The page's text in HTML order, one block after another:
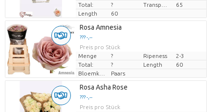
Total:
?
65
Length
60
Rosa Amnesia
??? -,--
Preis pro Stück
Menge
? Ripeness
2-3
Total:
? Length
60
Bloemkleur
Paars
Rosa Asha Rose
??? -,--
Preis pro Stück